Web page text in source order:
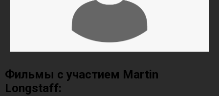
Фильмы с участием Martin
Longstaff: